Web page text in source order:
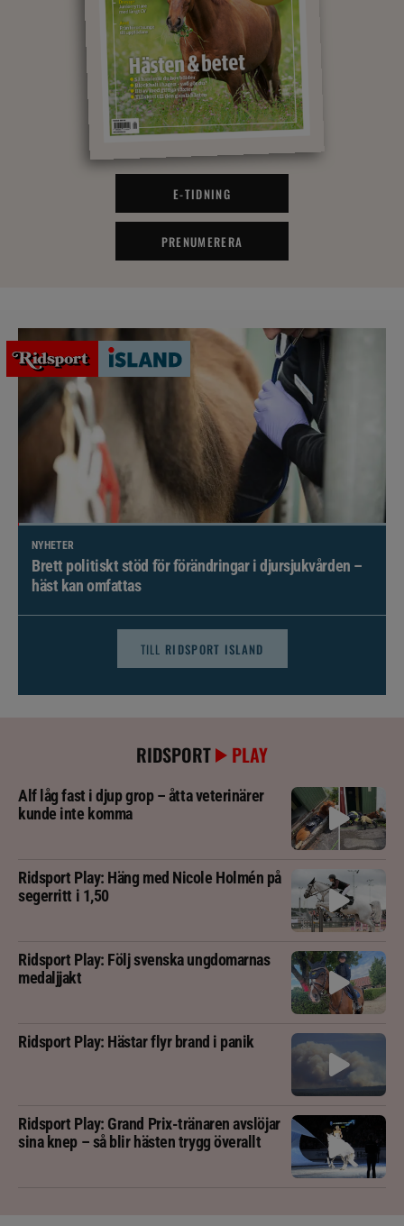
E-TIDNING
PRENUMERERA
NYHETER
Brett politiskt stöd för förändringar i djursjukvården –
häst kan omfattas
TILL RIDSPORT ISLAND
RIDSPORT PLAY
Alf låg fast i djup grop – åtta veterinärer
kunde inte komma
Ridsport Play: Häng med Nicole Holmén på
segerritt i 1,50
Ridsport Play: Följ svenska ungdomarnas
medaljjakt
Ridsport Play: Hästar flyr brand i panik
Ridsport Play: Grand Prix-tränaren avslöjar
sina knep – så blir hästen trygg överallt